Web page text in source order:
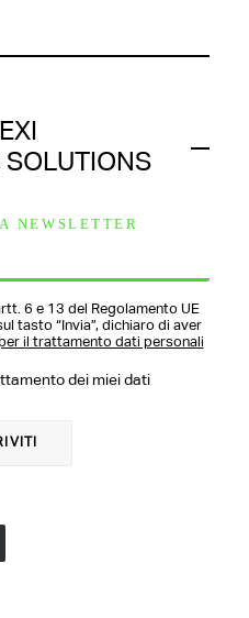
SOLUTIONS
NEWSLETTER
6 e 13 del Regolamento UE
tasto “Invia”, dichiaro di aver
il trattamento dati personali
dei miei dati